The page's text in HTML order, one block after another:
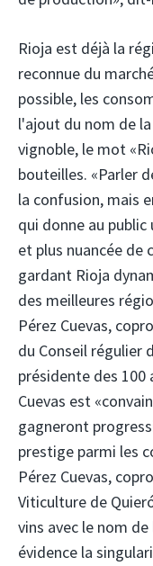
Rioja est déjà la
reconnue du
possible, les
l'ajout du nom de
vignoble, le mot
bouteilles. «Parler
la confusion, mais
qui donne au
et plus nuancée de
gardant Rioja
des meilleures
Pérez Cuevas,
du Conseil régulier
présidente des 100
Cuevas est
gagneront
prestige parmi les
Pérez Cuevas,
Viticulture de
vins avec le nom
évidence la